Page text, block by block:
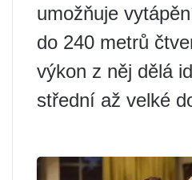
umožňuje
do 240 metrů
výkon z něj dělá
střední až velké